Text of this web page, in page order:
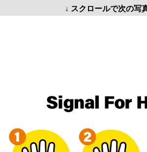
↓ スクロールで次の写